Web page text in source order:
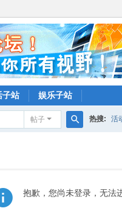
子站 娱乐子站
帖子 热搜: 活
抱歉，您尚未登录，无法